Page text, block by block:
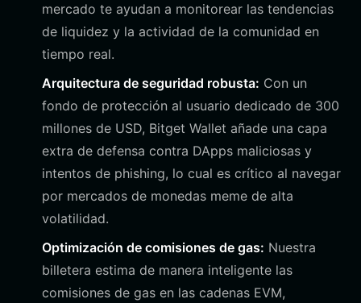
mercado te ayudan a monitorear las tendencias
de liquidez y la actividad de la comunidad en
tiempo real.
Arquitectura de seguridad robusta: Con un
fondo de protección al usuario dedicado de 300
millones de USD, Bitget Wallet añade una capa
extra de defensa contra DApps maliciosas y
intentos de phishing, lo cual es crítico al navegar
por mercados de monedas meme de alta
volatilidad.
Optimización de comisiones de gas: Nuestra
billetera estima de manera inteligente las
comisiones de gas en las cadenas EVM,